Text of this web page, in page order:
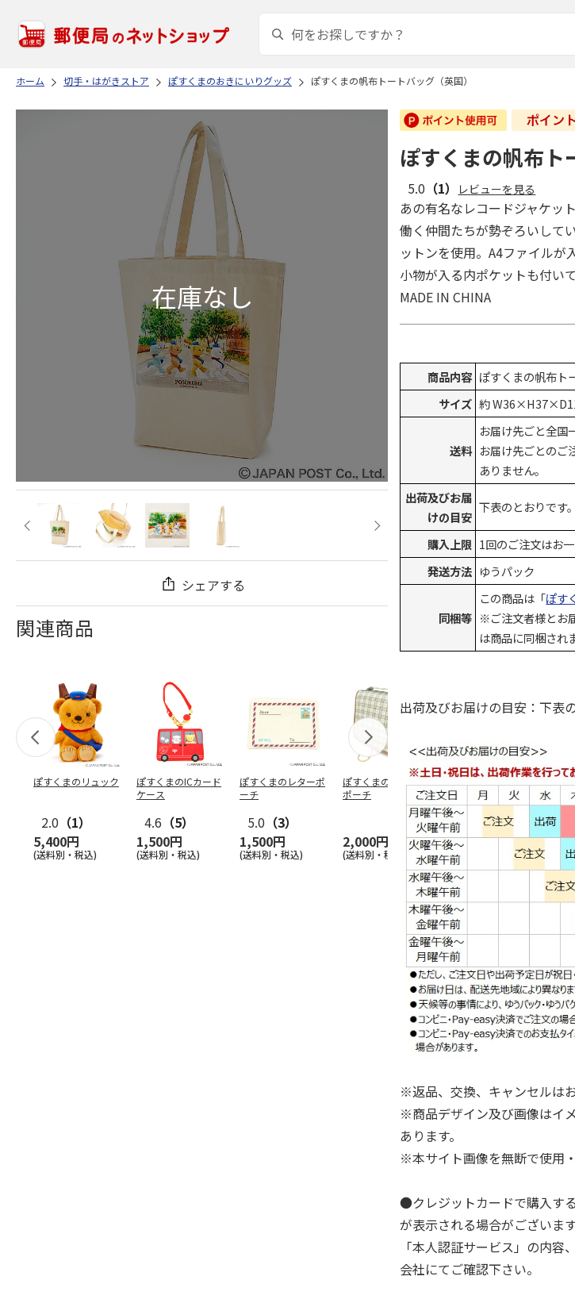
ホーム 切手・はがきストア ぽすくまのおきにいりグッズ ぽすくまの帆布トートバッグ（英国）
シェアする
関連商品
ぽすくまのリュック
2.0 （1）
5,400円
(送料別・税込)
ぽすくまのICカード
ケース
4.6 （5）
1,500円
(送料別・税込)
ぽすくまのレターポ
ーチ
5.0 （3）
1,500円
(送料別・税込)
ぽすくまのトラベル
ポーチ
2,000円
(送料別・税込)
ぽすくまのTシャツ
（M）
2,400円
(送料別・税込)
ぽす
スタ
ン（
650
(送
ぽすくまの帆布ト
5.0 （1） レビューを見る
あの有名なレコードジャケッ
働く仲間たちが勢ぞろいして
ットンを使用。A4ファイルが
小物が入る内ポケットも付い
MADE IN CHINA
商品内容 ぽすくまの帆布ト
サイズ 約
送料
お届け先ごと全国
お届け先ごとのご
ありません。
出荷及びお届
けの目安
下表のとおりです。
購入上限 1回のご注文はお
発送方法 ゆうパック
同梱等
この商品は「ぽす
※ご注文者様とお
は商品に同梱され
出荷及びお届けの目安：下表
※返品、交換、キャンセルは
※商品デザイン及び画像はイ
あります。
※本サイト画像を無断で使用
●クレジットカードで購入す
が表示される場合がございます
「本人認証サービス」の内
会社にてご確認下さい。